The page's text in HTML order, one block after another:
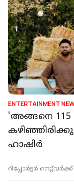
ENTERTAINMENT
'അങ്ങനെ 115
ഹാഷിര്‍
റിപ്പോർട്ടർ നെറ്റ്‌വര്‍ക്ക്‌